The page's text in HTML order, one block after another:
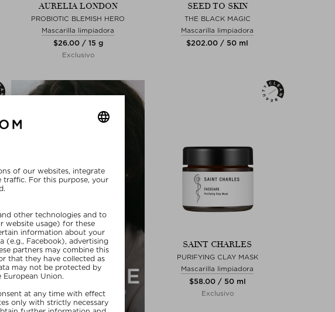
AURELIA LONDON
PROBIOTIC BLEMISH HERO
Mascarilla limpiadora
$‌26.00 / 15 g
Exclusivo
SEED TO SKIN
THE BLACK MAGIC
Mascarilla limpiadora
$‌202.00 / 50 ml
SAINT CHARLES
PURIFYING CLAY MASK
Mascarilla limpiadora
$‌58.00 / 50 ml
Exclusivo